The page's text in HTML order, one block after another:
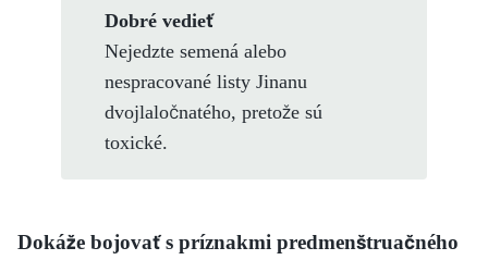
Dobré vedieť
Nejedzte semená alebo
nespracované listy Jinanu
dvojlaločnatého, pretože sú
toxické.
Dokáže bojovať s príznakmi predmenštruačného